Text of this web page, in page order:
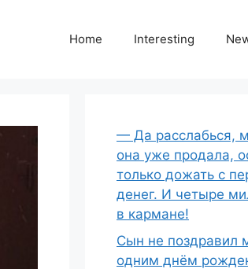
Home Interesting
— Да расслабься,
она уже продала,
только дожать с
денег. И четыре
в кармане!
Сын не поздравил
одним днём